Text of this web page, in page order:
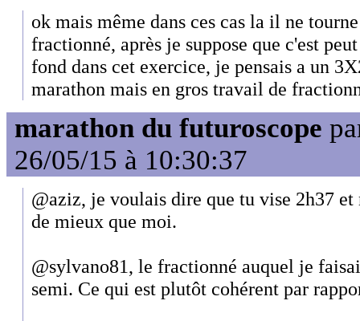
ok mais même dans ces cas la il ne
fractionné, après je suppose que c'est
fond dans cet exercice, je pensais a un
marathon mais en gros travail de
marathon du futuroscope
26/05/15 à 10:30:37
@aziz, je voulais dire que tu vise 2h37 et
de mieux que moi.
@sylvano81, le fractionné auquel je
semi. Ce qui est plutôt cohérent par